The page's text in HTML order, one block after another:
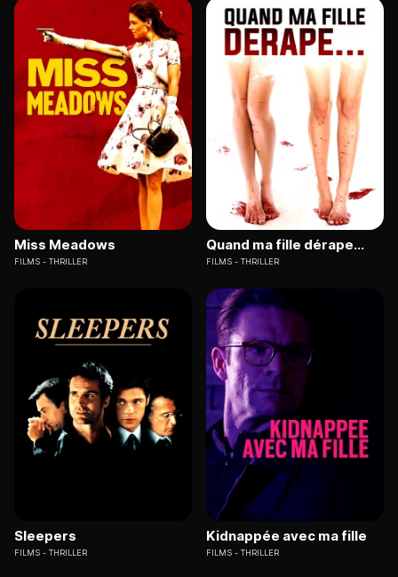
Miss Meadows
FILMS THRILLER
Quand ma fille dérape...
FILMS THRILLER
Sleepers
FILMS THRILLER
Kidnappée avec ma fille
FILMS THRILLER